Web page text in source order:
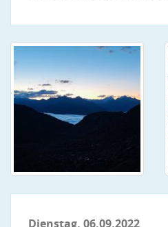
Dienstag, 06.09.2022